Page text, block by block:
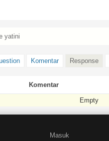
yatini
Komentar Response
Komentar
Empty
Masuk